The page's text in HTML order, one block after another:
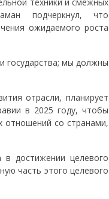
техники и смежных
подчеркнул, что
ожидаемого роста
государства; мы должны
отрасли, планирует
в 2025 году, чтобы
отношений со странами,
в достижении целевого
часть этого целевого